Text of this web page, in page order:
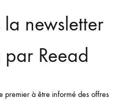
la newsletter
par Reead
premier à être informé des offres